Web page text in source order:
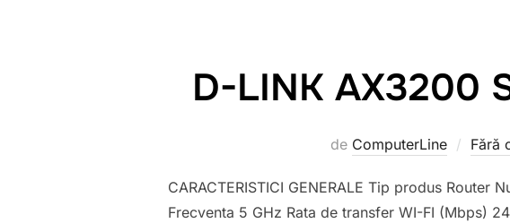
D-LINK AX3200
de ComputerLine Fără
CARACTERISTICI GENERALE Tip produs
Frecventa 5 GHz Rata de transfer WI-FI (Mbps)